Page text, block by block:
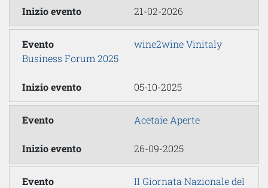
21-02-2026
wine2wine Vinitaly
Business Forum 2025
05-10-2025
Acetaie Aperte
26-09-2025
II Giornata Nazionale del